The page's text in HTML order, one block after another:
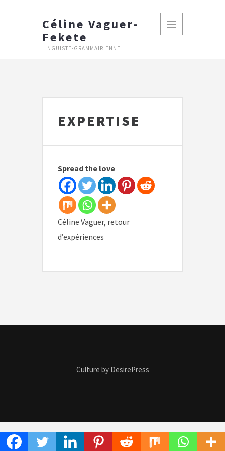
Céline Vaguer-
Fekete
LINGUISTE-GRAMMAIRIENNE
EXPERTISE
Spread the love
Céline Vaguer, retour
d’expériences
Culture by DesirePress